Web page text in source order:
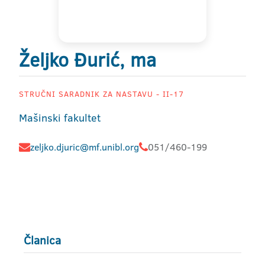
Željko Đurić, ma
STRUČNI SARADNIK ZA NASTAVU - II-17
Mašinski fakultet
zeljko.djuric@mf.unibl.org 051/460-199
Članica